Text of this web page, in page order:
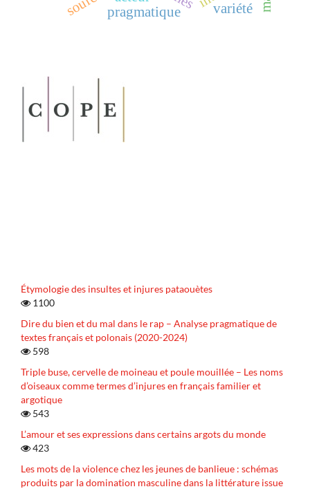
pragmatique variété
Étymologie des insultes et injures pataouètes
1100
Dire du bien et du mal dans le rap – Analyse pragmatique de
textes français et polonais (2020-2024)
598
Triple buse, cervelle de moineau et poule mouillée – Les noms
d’oiseaux comme termes d’injures en français familier et
argotique
543
L’amour et ses expressions dans certains argots du monde
423
Les mots de la violence chez les jeunes de banlieue : schémas
produits par la domination masculine dans la littérature issue